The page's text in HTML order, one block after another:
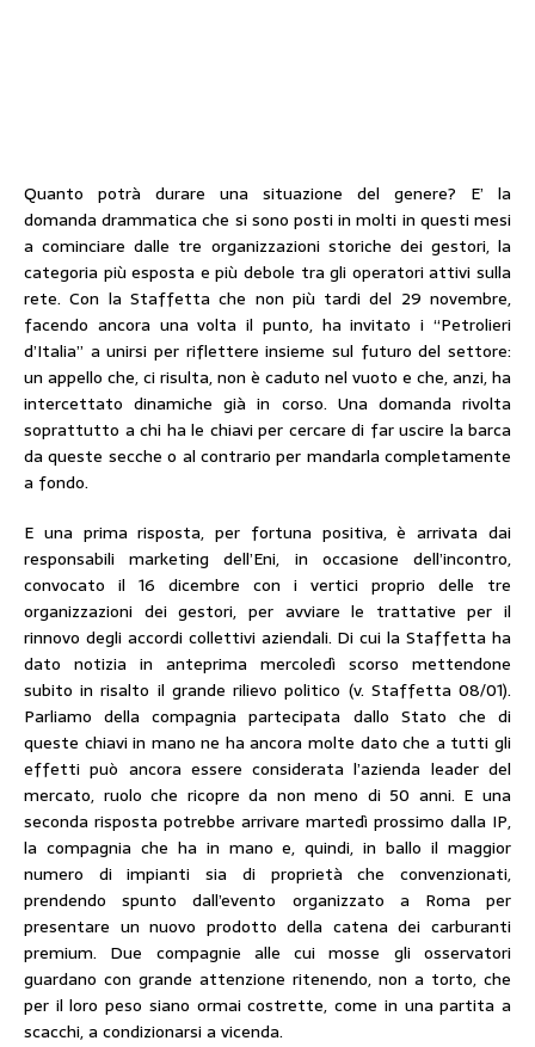
Quanto potrà durare una situazione del genere? E’ la
domanda drammatica che si sono posti in molti in questi mesi
a cominciare dalle tre organizzazioni storiche dei gestori, la
categoria più esposta e più debole tra gli operatori attivi sulla
rete. Con la Staffetta che non più tardi del 29 novembre,
facendo ancora una volta il punto, ha invitato i “Petrolieri
d’Italia” a unirsi per riflettere insieme sul futuro del settore:
un appello che, ci risulta, non è caduto nel vuoto e che, anzi, ha
intercettato dinamiche già in corso. Una domanda rivolta
soprattutto a chi ha le chiavi per cercare di far uscire la barca
da queste secche o al contrario per mandarla completamente
a fondo.
E una prima risposta, per fortuna positiva, è arrivata dai
responsabili marketing dell’Eni, in occasione dell’incontro,
convocato il 16 dicembre con i vertici proprio delle tre
organizzazioni dei gestori, per avviare le trattative per il
rinnovo degli accordi collettivi aziendali. Di cui la Staffetta ha
dato notizia in anteprima mercoledì scorso mettendone
subito in risalto il grande rilievo politico (v. Staffetta 08/01).
Parliamo della compagnia partecipata dallo Stato che di
queste chiavi in mano ne ha ancora molte dato che a tutti gli
effetti può ancora essere considerata l’azienda leader del
mercato, ruolo che ricopre da non meno di 50 anni. E una
seconda risposta potrebbe arrivare martedì prossimo dalla IP,
la compagnia che ha in mano e, quindi, in ballo il maggior
numero di impianti sia di proprietà che convenzionati,
prendendo spunto dall’evento organizzato a Roma per
presentare un nuovo prodotto della catena dei carburanti
premium. Due compagnie alle cui mosse gli osservatori
guardano con grande attenzione ritenendo, non a torto, che
per il loro peso siano ormai costrette, come in una partita a
scacchi, a condizionarsi a vicenda.